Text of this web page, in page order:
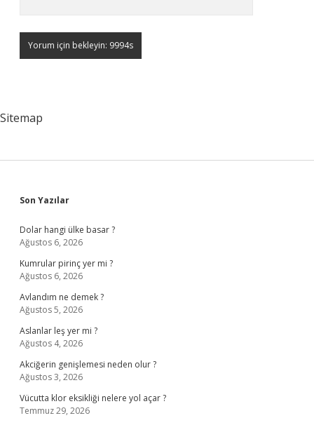
Sitemap
Sidebar
Son Yazılar
Dolar hangi ülke basar ?
Ağustos 6, 2026
Kumrular pirinç yer mi ?
Ağustos 6, 2026
Avlandım ne demek ?
Ağustos 5, 2026
Aslanlar leş yer mi ?
Ağustos 4, 2026
Akciğerin genişlemesi neden olur ?
Ağustos 3, 2026
Vücutta klor eksikliği nelere yol açar ?
Temmuz 29, 2026